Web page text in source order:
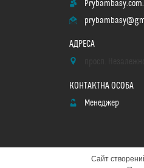
Менеджер
Сайт